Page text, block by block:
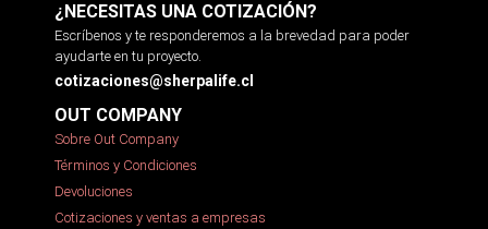
¿NECESITAS UNA COTIZACIÓN?
Escríbenos y te responderemos a la brevedad para poder
ayudarte en tu proyecto.
cotizaciones@sherpalife.cl
OUT COMPANY
Sobre Out Company
Términos y Condiciones
Devoluciones
Cotizaciones y ventas a empresas